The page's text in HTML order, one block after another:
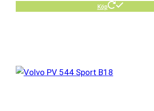
Köp